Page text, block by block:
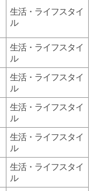
生活・ライフスタイ
ル
生活・ライフスタイ
ル
生活・ライフスタイ
ル
生活・ライフスタイ
ル
生活・ライフスタイ
ル
生活・ライフスタイ
ル